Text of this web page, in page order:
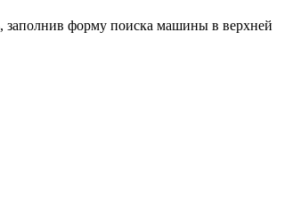
заполнив форму поиска машины в верхней